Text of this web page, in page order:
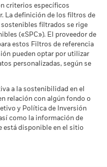
de BlackRock
Térmico y Arenas
para aquellas empresas
proceden de la
bituminosas de
Research. Para la
cualquier ingreso de la
bituminosas (siendo
del 0 %), de acuerdo con lo
los niveles son los
y 0,00% para Arenas
criterios específicos
La definición de los filtros de
filtrados se rige
(«SPC»). El proveedor de
estos Filtros de referencia
pueden optar por utilizar
personalizadas, según se
a la sostenibilidad en el
relación con algún fondo o
y Política de Inversión
como la información de
está disponible en el sitio